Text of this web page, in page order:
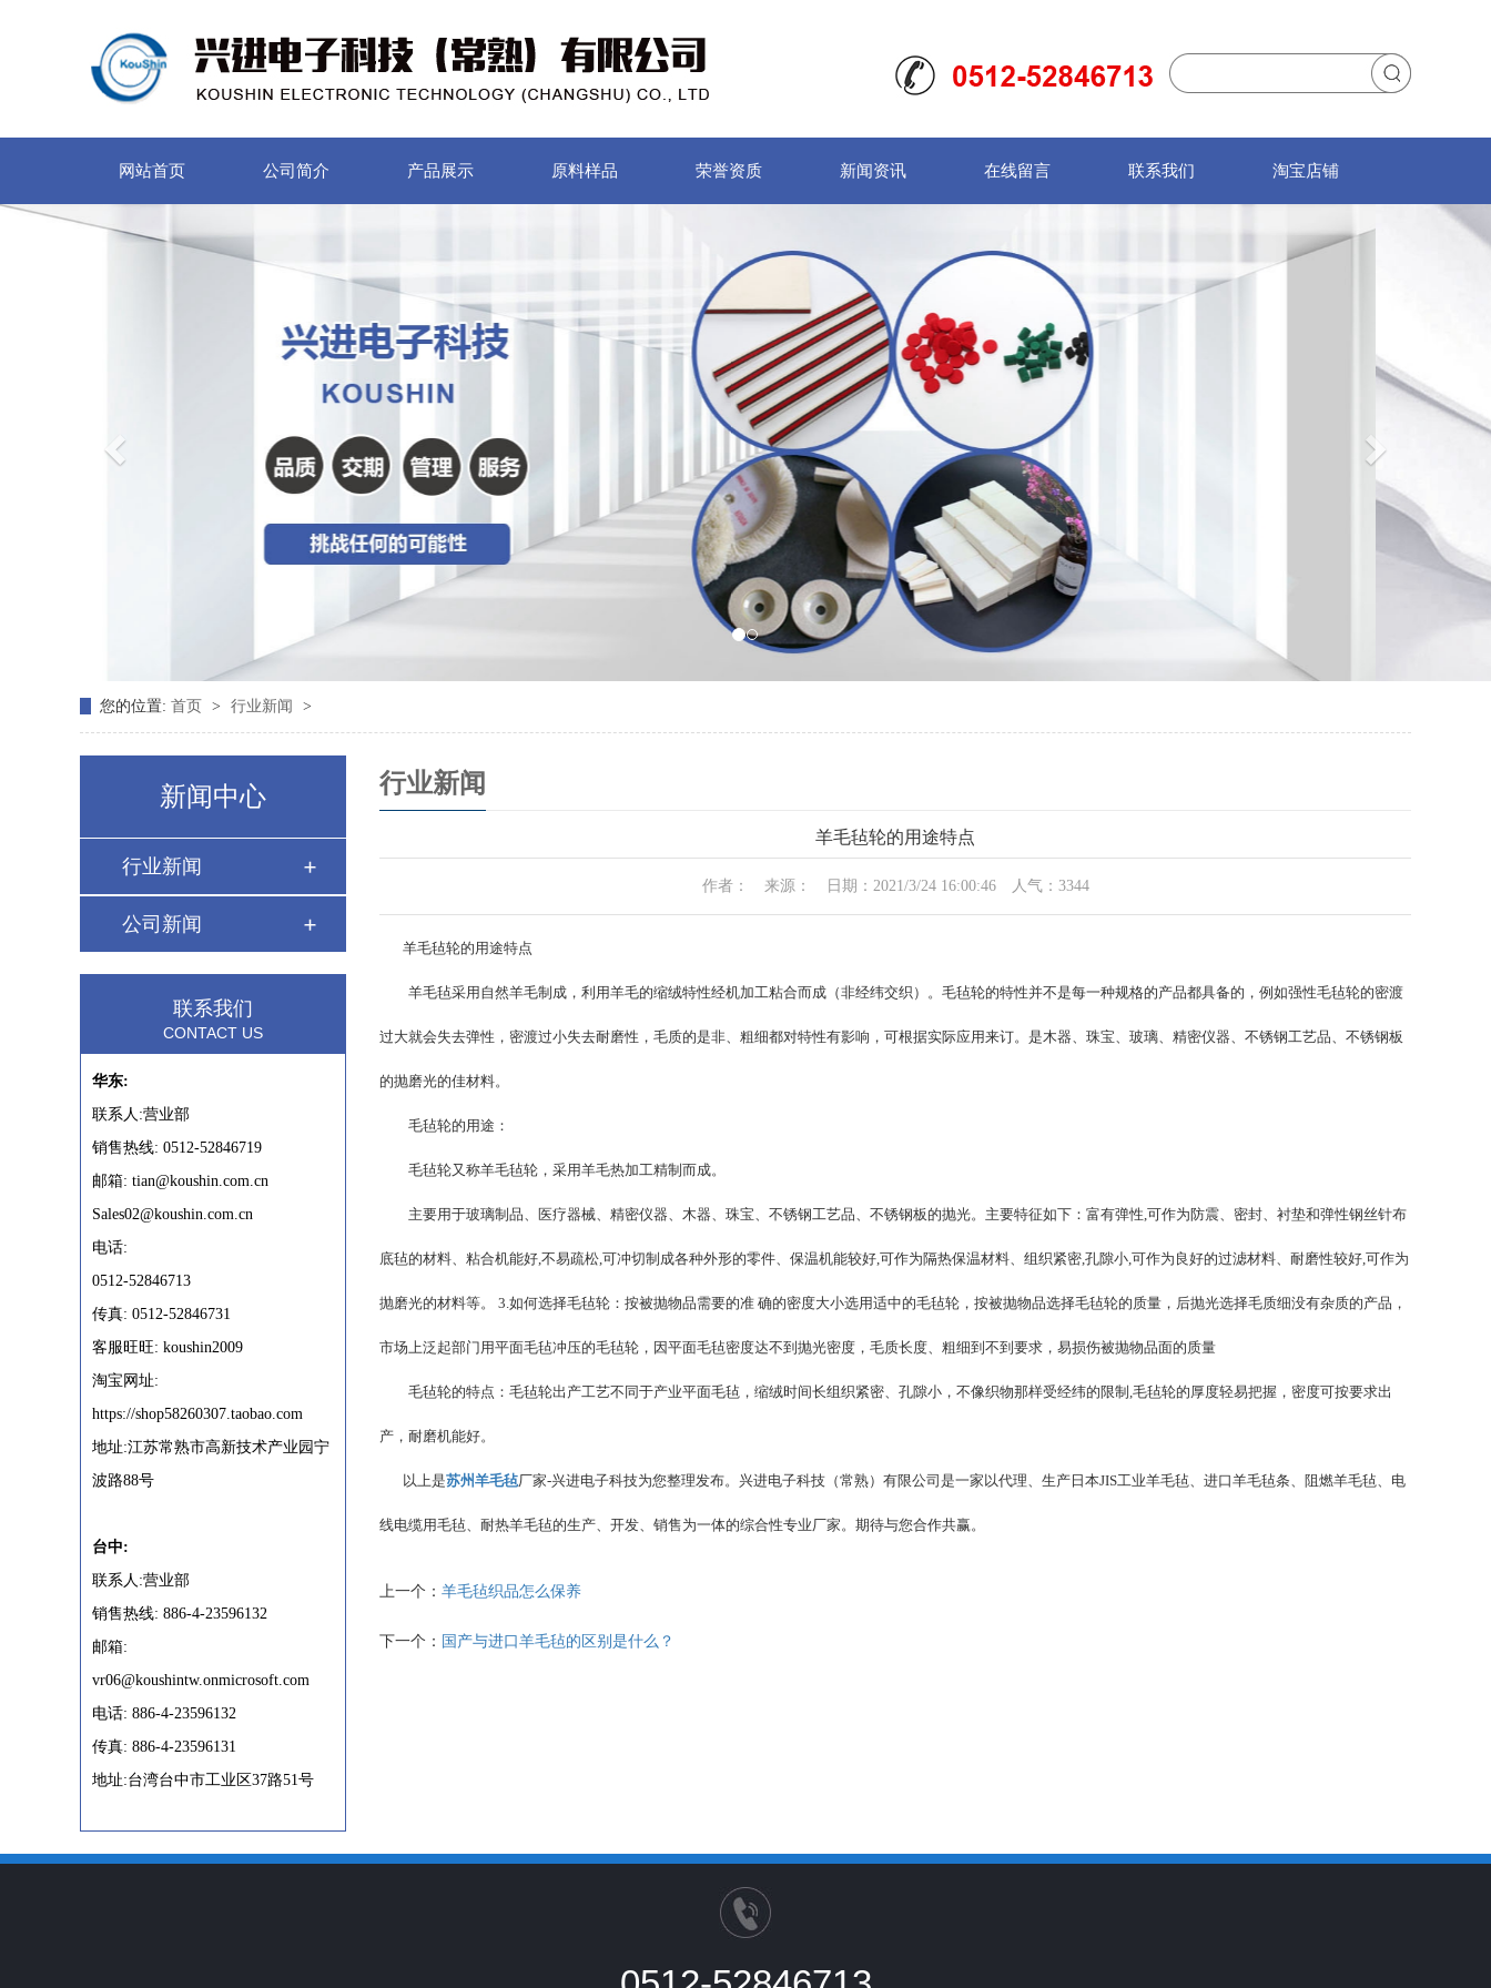
网站首页 公司简介 产品展示 原料样品 荣誉资质 新闻资讯 在线留言 联系我们 淘宝店铺
您的位置: 首页 > 行业新闻 >
新闻中心
行业新闻
公司新闻
联系我们
CONTACT US
华东:
联系人:营业部
销售热线: 0512-52846719
邮箱: tian@koushin.com.cn
Sales02@koushin.com.cn
电话:
0512-52846713
传真: 0512-52846731
客服旺旺: koushin2009
淘宝网址:
https://shop58260307.taobao.com
地址:江苏常熟市高新技术产业园宁
波路88号
台中:
联系人:营业部
销售热线: 886-4-23596132
邮箱:
vr06@koushintw.onmicrosoft.com
电话: 886-4-23596132
传真: 886-4-23596131
地址:台湾台中市工业区37路51号
行业新闻
羊毛毡轮的用途特点
作者： 来源： 日期：2021/3/24 16:00:46 人气：3344
羊毛毡轮的用途特点
羊毛毡采用自然羊毛制成，利用羊毛的缩绒特性经机加工粘合而成（非经纬交织）。毛毡轮的特性并不是每一种规格的产品都具备的，例如强性毛毡轮的密渡
过大就会失去弹性，密渡过小失去耐磨性，毛质的是非、粗细都对特性有影响，可根据实际应用来订。是木器、珠宝、玻璃、精密仪器、不锈钢工艺品、不锈钢板
的抛磨光的佳材料。
毛毡轮的用途：
毛毡轮又称羊毛毡轮，采用羊毛热加工精制而成。
主要用于玻璃制品、医疗器械、精密仪器、木器、珠宝、不锈钢工艺品、不锈钢板的抛光。主要特征如下：富有弹性,可作为防震、密封、衬垫和弹性钢丝针布
底毡的材料、粘合机能好,不易疏松,可冲切制成各种外形的零件、保温机能较好,可作为隔热保温材料、组织紧密,孔隙小,可作为良好的过滤材料、耐磨性较好,可作为
抛磨光的材料等。 3.如何选择毛毡轮：按被抛物品需要的准 确的密度大小选用适中的毛毡轮，按被抛物品选择毛毡轮的质量，后抛光选择毛质细没有杂质的产品，
市场上泛起部门用平面毛毡冲压的毛毡轮，因平面毛毡密度达不到抛光密度，毛质长度、粗细到不到要求，易损伤被抛物品面的质量
毛毡轮的特点：毛毡轮出产工艺不同于产业平面毛毡，缩绒时间长组织紧密、孔隙小，不像织物那样受经纬的限制,毛毡轮的厚度轻易把握，密度可按要求出
产，耐磨机能好。
以上是苏州羊毛毡厂家-兴进电子科技为您整理发布。兴进电子科技（常熟）有限公司是一家以代理、生产日本JIS工业羊毛毡、进口羊毛毡条、阻燃羊毛毡、电
线电缆用毛毡、耐热羊毛毡的生产、开发、销售为一体的综合性专业厂家。期待与您合作共赢。
上一个： 羊毛毡织品怎么保养
下一个： 国产与进口羊毛毡的区别是什么？